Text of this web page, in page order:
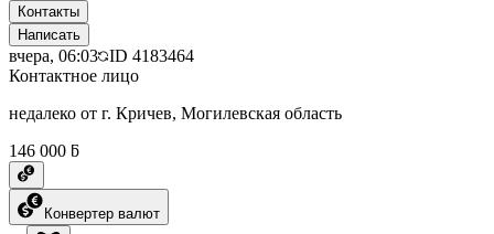
Контакты
Написать
вчера, 06:03 ID 4183464
Контактное лицо
недалеко от г. Кричев, Могилевская область
146 000 ƃ
Конвертер валют